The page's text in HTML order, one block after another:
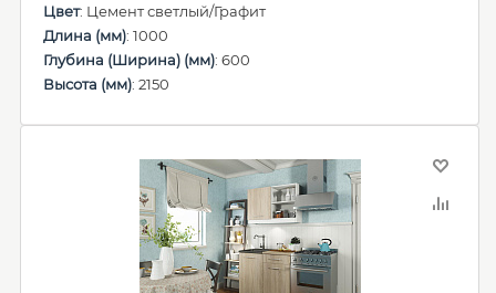
Цвет: Цемент светлый/Графит
Длина (мм): 1000
Глубина (Ширина) (мм): 600
Высота (мм): 2150